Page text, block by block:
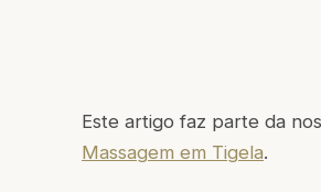
Este artigo faz parte da
Massagem em Tigela.